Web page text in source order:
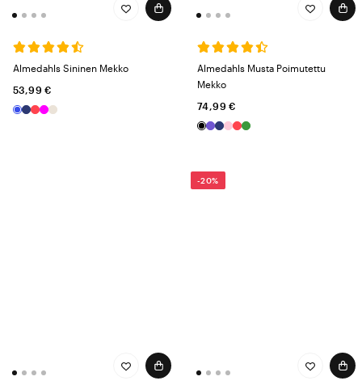
Almedahls Sininen Mekko
53,99 €
Almedahls Musta Poimutettu
Mekko
74,99 €
-20%